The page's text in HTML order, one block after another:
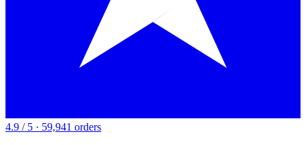
4.9 / 5 · 59,941 orders